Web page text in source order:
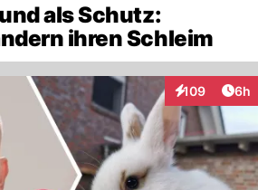
als Schutz:
ihren Schleim
109
Interaktionen
6h